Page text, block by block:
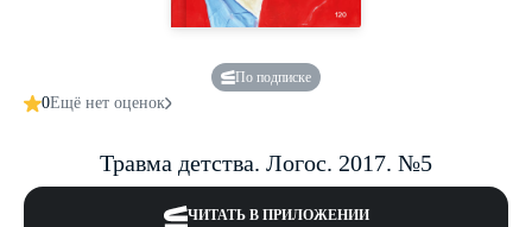
По подписке
0Ещё нет оценок
Травма детства. Логос. 2017. №5
ЧИТАТЬ В ПРИЛОЖЕНИИ